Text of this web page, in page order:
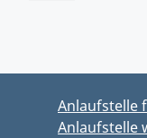
Anlaufstelle
Anlaufstelle